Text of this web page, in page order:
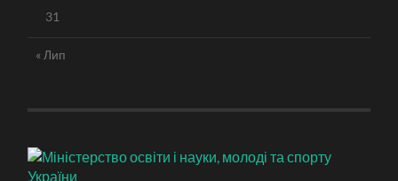
31
« Лип